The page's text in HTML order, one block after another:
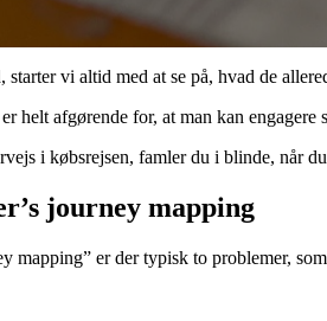
vi altid med at se på, hvad de
helt afgørende for, at man kan engagere
i købsrejsen, famler du i blinde, når
journey mapping
mapping” er der typisk to problemer,